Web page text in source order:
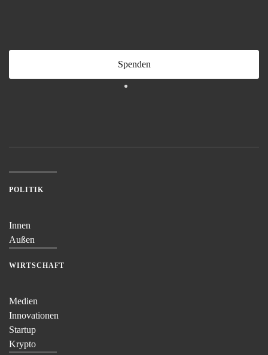
Spenden
POLITIK
Innen
Außen
WIRTSCHAFT
Medien
Innovationen
Startup
Krypto